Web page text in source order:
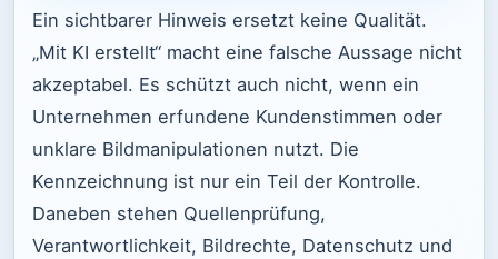
Ein sichtbarer Hinweis ersetzt keine Qualität.
„Mit KI erstellt“ macht eine falsche Aussage nicht
akzeptabel. Es schützt auch nicht, wenn ein
Unternehmen erfundene Kundenstimmen oder
unklare Bildmanipulationen nutzt. Die
Kennzeichnung ist nur ein Teil der Kontrolle.
Daneben stehen Quellenprüfung,
Verantwortlichkeit, Bildrechte, Datenschutz und